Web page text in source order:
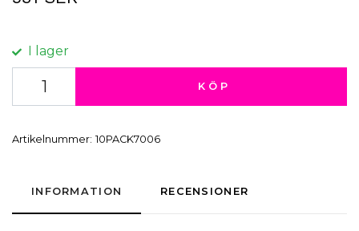
I lager
KÖP
Artikelnummer: 10PACK7006
INFORMATION RECENSIONER